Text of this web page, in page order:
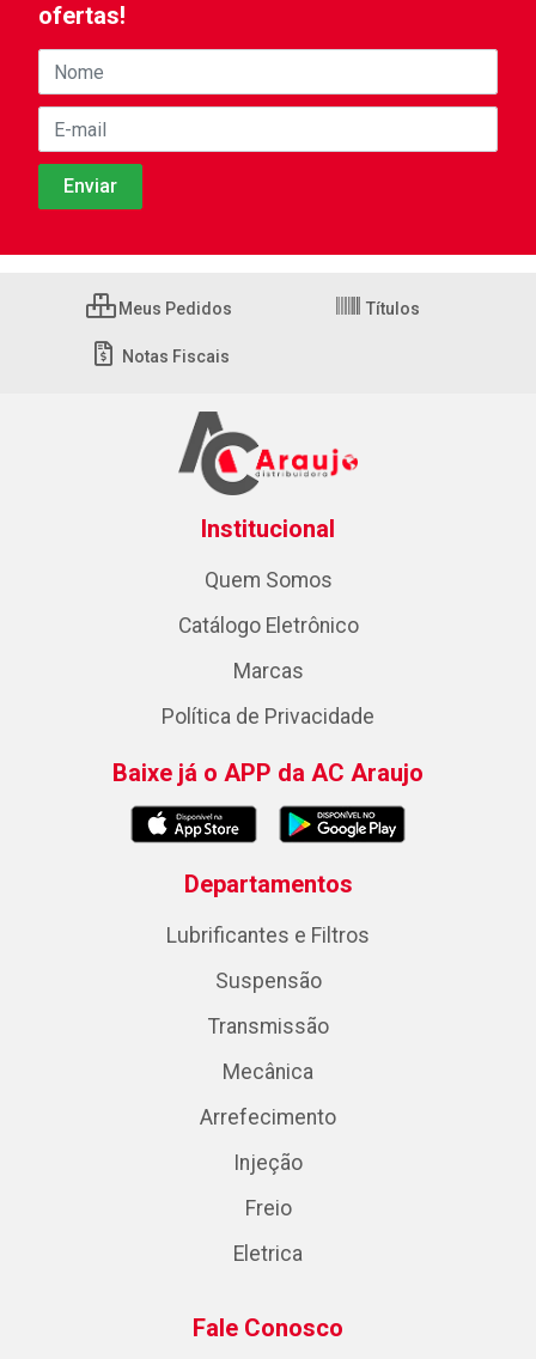
ofertas!
Meus Pedidos Títulos
Notas Fiscais
Institucional
Quem Somos
Catálogo Eletrônico
Marcas
Política de Privacidade
Baixe já o APP da AC Araujo
Departamentos
Lubrificantes e Filtros
Suspensão
Transmissão
Mecânica
Arrefecimento
Injeção
Freio
Eletrica
Fale Conosco